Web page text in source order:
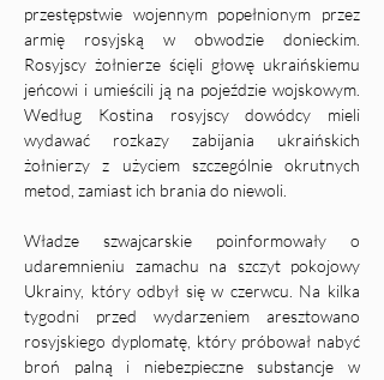
przestępstwie wojennym popełnionym przez
armię rosyjską w obwodzie donieckim.
Rosyjscy żołnierze ścięli głowę ukraińskiemu
jeńcowi i umieścili ją na pojeździe wojskowym.
Według Kostina rosyjscy dowódcy mieli
wydawać rozkazy zabijania ukraińskich
żołnierzy z użyciem szczególnie okrutnych
metod, zamiast ich brania do niewoli.
Władze szwajcarskie poinformowały o
udaremnieniu zamachu na szczyt pokojowy
Ukrainy, który odbył się w czerwcu. Na kilka
tygodni przed wydarzeniem aresztowano
rosyjskiego dyplomatę, który próbował nabyć
broń palną i niebezpieczne substancje w